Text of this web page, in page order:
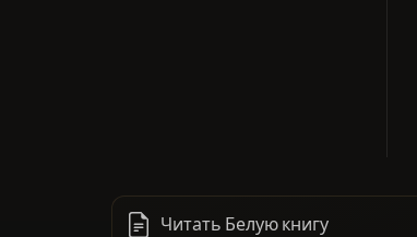
Читать Белую книгу